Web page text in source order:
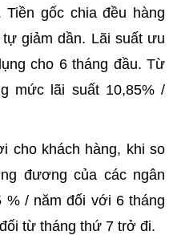
gốc chia đều hàng
giảm dần. Lãi suất ưu
cho 6 tháng đầu. Từ
mức lãi suất 10,85% /
cho khách hàng, khi so
đương của các ngân
% / năm đối với 6 tháng
từ tháng thứ 7 trở đi.